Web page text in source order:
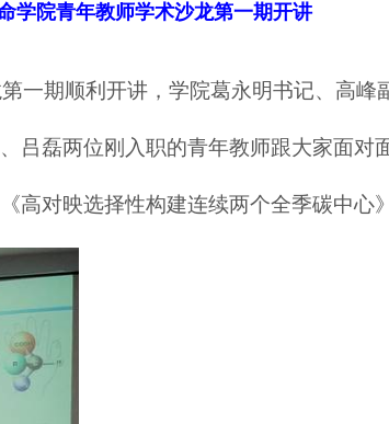
学院青年教师学术沙龙第一期开讲
一期顺利开讲，学院葛永明书记、高
吕磊两位刚入职的青年教师跟大家面对
高对映选择性构建连续两个全季碳中心